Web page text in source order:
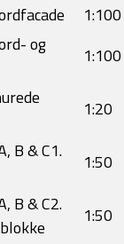
​1:100
og
1:100
​1:20
B & C1.
1:50
B & C2.
​1:50